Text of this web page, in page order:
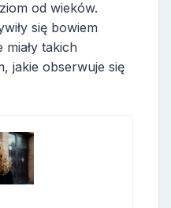
od wieków.
się bowiem
takich
jakie obserwuje się